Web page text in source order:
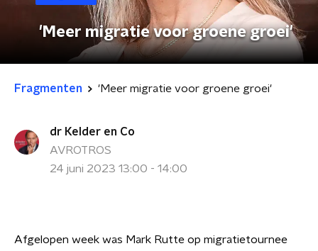
'Meer migratie voor groene groei'
Fragmenten 'Meer migratie voor groene groei'
dr Kelder en Co
AVROTROS
24 juni 2023 13:00 - 14:00
Afgelopen week was Mark Rutte op migratietournee